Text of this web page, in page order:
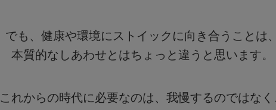
でも、健康や環境にストイックに向き合うことは
本質的なしあわせとはちょっと違うと思います。
これからの時代に必要なのは、 我慢するのではなく